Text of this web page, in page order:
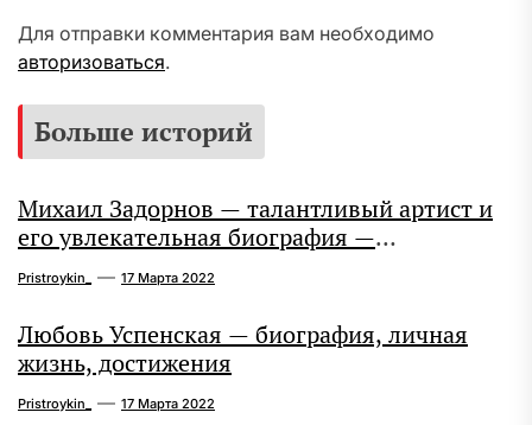
Для отправки комментария вам необходимо
авторизоваться.
Больше историй
Михаил Задорнов — талантливый артист и
его увлекательная биография —
выдающиеся достижения, известность и
интересные факты из личной жизни!
Pristroykin_ 17 Марта 2022
Любовь Успенская — биография, личная
жизнь, достижения
Pristroykin_ 17 Марта 2022